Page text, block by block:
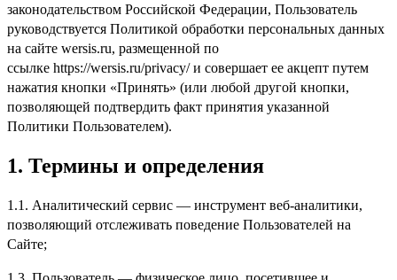
законодательством Российской Федерации, Пользователь
руководствуется Политикой обработки персональных данных
на сайте wersis.ru, размещенной по
ссылке https://wersis.ru/privacy/ и совершает ее акцепт путем
нажатия кнопки «Принять» (или любой другой кнопки,
позволяющей подтвердить факт принятия указанной
Политики Пользователем).
1. Термины и определения
1.1. Аналитический сервис — инструмент веб-аналитики,
позволяющий отслеживать поведение Пользователей на
Сайте;